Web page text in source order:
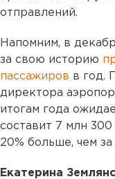
отправлений.
Напомним, в
за свою историю
пассажиров в год.
директора
итогам года
составит 7 млн 300
20% больше, чем за
Екатерина